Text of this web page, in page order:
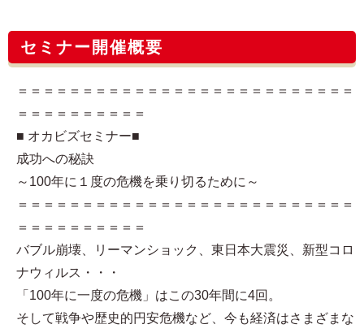
セミナー開催概要
＝＝＝＝＝＝＝＝＝＝＝＝＝＝＝＝＝＝＝＝＝＝＝＝＝＝
＝＝＝＝＝＝＝＝＝＝
■ オカビズセミナー■
成功への秘訣
～100年に１度の危機を乗り切るために～
＝＝＝＝＝＝＝＝＝＝＝＝＝＝＝＝＝＝＝＝＝＝＝＝＝＝
＝＝＝＝＝＝＝＝＝＝
バブル崩壊、リーマンショック、東日本大震災、新型コロ
ナウィルス・・・
「100年に一度の危機」はこの30年間に4回。
そして戦争や歴史的円安危機など、今も経済はさまざまな